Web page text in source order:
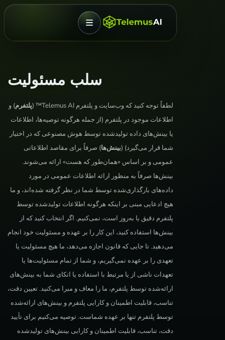
منو
سلب مسئولیت
لطفاً توجه کنید که وب‌سایت و پلتفرم Telemus AI™ ( پلتفرم) و
اطلاعات موجود در پلتفرم (از جمله هرگونه توصیه‌ها، اطلاعات
یا بینش‌های داده تولیدشده توسط هوش مصنوعی که در اختیار
شما قرار می‌گیرد) (بینش‌ها) صرفاً برای مقاصد اطلاعاتی
عمومی و بر اساس «همان‌طور که هست» ارائه می‌شوند.
بینش‌ها صرفاً به منظور ارائه اطلاعات عمومی در مورد
داده‌های بارگذاری‌شده توسط شما در نظر گرفته شده‌اند، و ما
هیچ ادعایی مبنی بر اینکه هرگونه اطلاعات تولیدشده توسط
پلتفرم دقیق یا به‌روز است، نمی‌کنیم. اگر انتخاب کنید که از
بینش‌ها استفاده کنید، این کار را بر عهده و مسئولیت خود انجام
می‌دهید. تا جایی که قانون اجازه می‌دهد، ما هیچ مسئولیت یا
تعهدی را بر عهده نمی‌گیریم، و شما از تمام مسئولیت‌ها یا
تعهدات ناشی از یا مرتبط با استفاده یا اتکای شما به بینش‌های
ارائه‌شده توسط پلتفرم، ما را معاف و مبرا می‌کنید. تعیین دقت،
تناسب، قابلیت اطمینان و کارایی پلتفرم و بینش‌های ارائه‌شده
توسط پلتفرم تنها بر عهده شماست. توصیه می‌کنیم برای تأیید
دقت، تناسب، قابلیت اطمینان و کارایی بینش‌های تولیدشده